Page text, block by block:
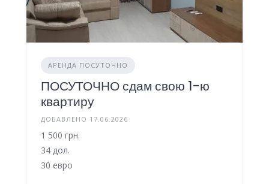
АРЕНДА ПОСУТОЧНО
ПОСУТОЧНО сдам свою 1-ю
квартиру
ДОБАВЛЕНО 17.06.2026
1 500 грн.
34 дол.
30 евро